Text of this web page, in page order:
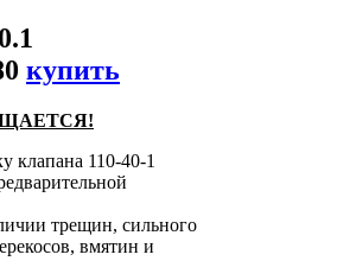
купить
клапана 110-40-1
трещин, сильного
вмятин и